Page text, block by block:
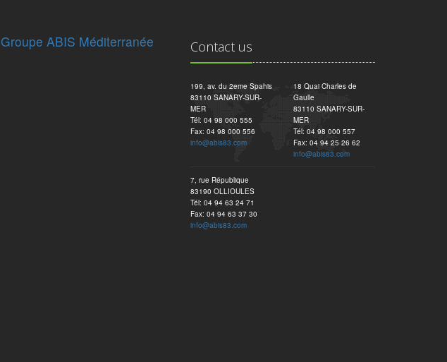
Groupe ABIS Méditerranée Contact us
199, av. du 2eme Spahis
83110 SANARY-SUR-
MER
Tél: 04 98 000 555
Fax: 04 98 000 556
info@abis83.com
18 Quai Charles de
Gaulle
83110 SANARY-SUR-
MER
Tél: 04 98 000 557
Fax: 04 94 25 26 62
info@abis83.com
7, rue République
83190 OLLIOULES
Tél: 04 94 63 24 71
Fax: 04 94 63 37 30
info@abis83.com